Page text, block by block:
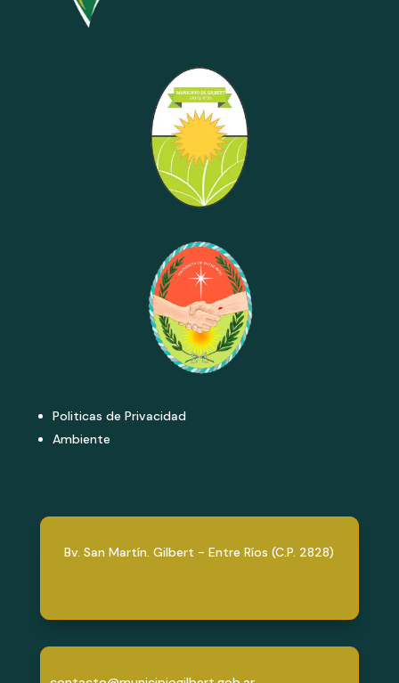
Politicas de Privacidad
Ambiente
Bv. San Martín. Gilbert - Entre Ríos (C.P. 2828)